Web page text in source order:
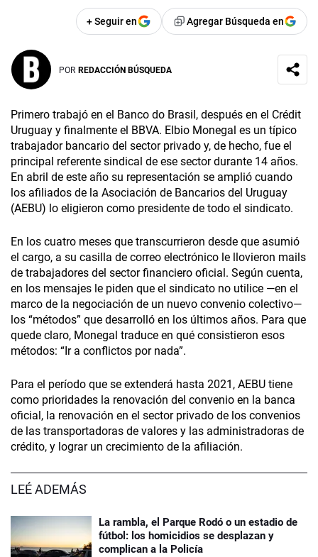
+ Seguir en Agregar Búsqueda en
POR REDACCIÓN BÚSQUEDA
Primero trabajó en el Banco do Brasil, después en el Crédit
Uruguay y finalmente el BBVA. Elbio Monegal es un típico
trabajador bancario del sector privado y, de hecho, fue el
principal referente sindical de ese sector durante 14 años.
En abril de este año su representación se amplió cuando
los afiliados de la Asociación de Bancarios del Uruguay
(AEBU) lo eligieron como presidente de todo el sindicato.
En los cuatro meses que transcurrieron desde que asumió
el cargo, a su casilla de correo electrónico le llovieron mails
de trabajadores del sector financiero oficial. Según cuenta,
en los mensajes le piden que el sindicato no utilice —en el
marco de la negociación de un nuevo convenio colectivo—
los “métodos” que desarrolló en los últimos años. Para que
quede claro, Monegal traduce en qué consistieron esos
métodos: “Ir a conflictos por nada”.
Para el período que se extenderá hasta 2021, AEBU tiene
como prioridades la renovación del convenio en la banca
oficial, la renovación en el sector privado de los convenios
de las transportadoras de valores y las administradoras de
crédito, y lograr un crecimiento de la afiliación.
LEÉ ADEMÁS
La rambla, el Parque Rodó o un estadio de
fútbol: los homicidios se desplazan y
complican a la Policía